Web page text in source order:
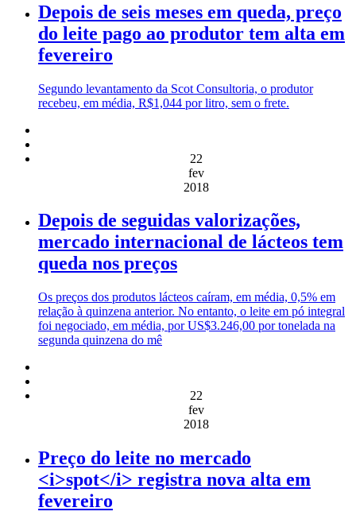
Depois de seis meses em queda, preço
do leite pago ao produtor tem alta em
fevereiro
Segundo levantamento da Scot Consultoria, o produtor
recebeu, em média, R$1,044 por litro, sem o frete.
22
fev
2018
Depois de seguidas valorizações,
mercado internacional de lácteos tem
queda nos preços
Os preços dos produtos lácteos caíram, em média, 0,5% em
relação à quinzena anterior. No entanto, o leite em pó integral
foi negociado, em média, por US$3.246,00 por tonelada na
segunda quinzena do mê
22
fev
2018
Preço do leite no mercado
<i>spot</i> registra nova alta em
fevereiro